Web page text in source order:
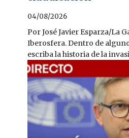
04/08/2026
Por José Javier Esparza/La
Iberosfera. Dentro de
escriba la historia de la